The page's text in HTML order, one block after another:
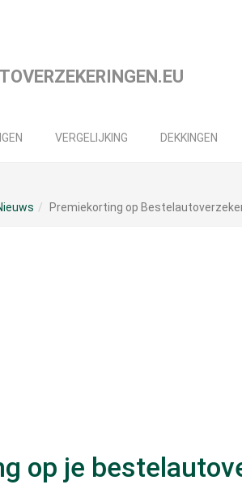
VERGELIJKING DEKKINGEN
Premiekorting op
op je